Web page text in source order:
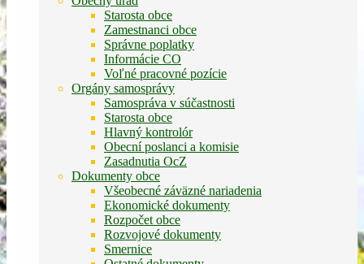
Starosta obce
Zamestnanci obce
Správne poplatky
Informácie CO
Voľné pracovné pozície
Orgány samosprávy
Samospráva v súčastnosti
Starosta obce
Hlavný kontrolór
Obecní poslanci a komisie
Zasadnutia OcZ
Dokumenty obce
Všeobecné záväzné nariadenia
Ekonomické dokumenty
Rozpočet obce
Rozvojové dokumenty
Smernice